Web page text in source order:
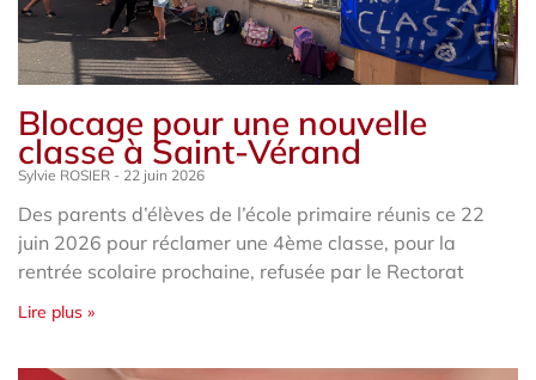
Blocage pour une nouvelle
classe à Saint-Vérand
Sylvie ROSIER 22 juin 2026
Des parents d’élèves de l’école primaire réunis ce 22
juin 2026 pour réclamer une 4ème classe, pour la
rentrée scolaire prochaine, refusée par le Rectorat
Lire plus »